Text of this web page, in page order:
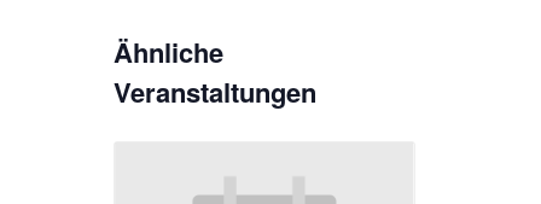
Ähnliche
Veranstaltungen